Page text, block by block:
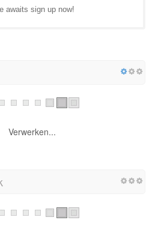
awaits sign up now!
Verwerken...